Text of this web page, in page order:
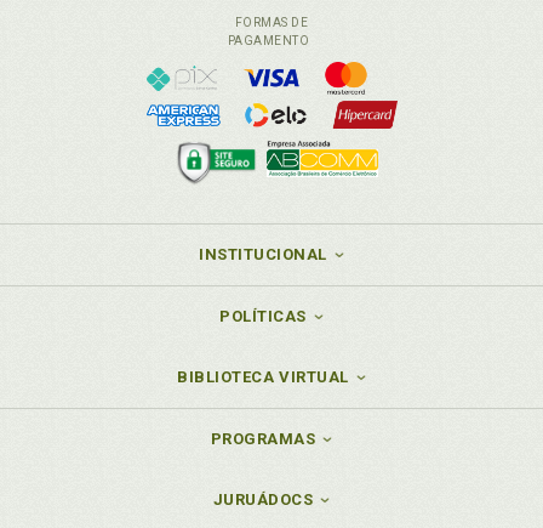
FORMAS DE
PAGAMENTO
INSTITUCIONAL
POLÍTICAS
BIBLIOTECA VIRTUAL
PROGRAMAS
JURUÁDOCS